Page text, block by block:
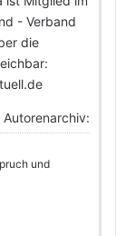
- Verband
die
Autorenarchiv:
und